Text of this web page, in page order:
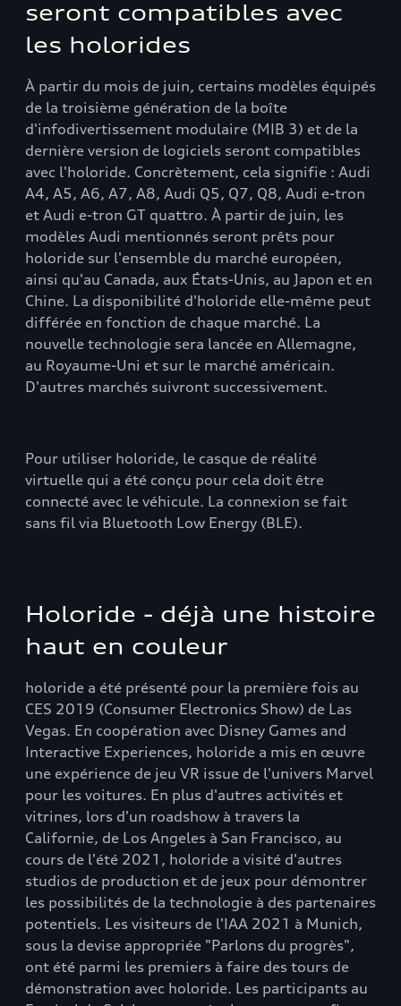
seront compatibles avec
les holorides
À partir du mois de juin, certains modèles équipés
de la troisième génération de la boîte
d'infodivertissement modulaire (MIB 3) et de la
dernière version de logiciels seront compatibles
avec l'holoride. Concrètement, cela signifie : Audi
A4, A5, A6, A7, A8, Audi Q5, Q7, Q8, Audi e-tron
et Audi e-tron GT quattro. À partir de juin, les
modèles Audi mentionnés seront prêts pour
holoride sur l'ensemble du marché européen,
ainsi qu'au Canada, aux États-Unis, au Japon et en
Chine. La disponibilité d'holoride elle-même peut
différée en fonction de chaque marché. La
nouvelle technologie sera lancée en Allemagne,
au Royaume-Uni et sur le marché américain.
D'autres marchés suivront successivement.
Pour utiliser holoride, le casque de réalité
virtuelle qui a été conçu pour cela doit être
connecté avec le véhicule. La connexion se fait
sans fil via Bluetooth Low Energy (BLE).
Holoride - déjà une histoire
haut en couleur
holoride a été présenté pour la première fois au
CES 2019 (Consumer Electronics Show) de Las
Vegas. En coopération avec Disney Games and
Interactive Experiences, holoride a mis en œuvre
une expérience de jeu VR issue de l'univers Marvel
pour les voitures. En plus d'autres activités et
vitrines, lors d'un roadshow à travers la
Californie, de Los Angeles à San Francisco, au
cours de l'été 2021, holoride a visité d'autres
studios de production et de jeux pour démontrer
les possibilités de la technologie à des partenaires
potentiels. Les visiteurs de l'IAA 2021 à Munich,
sous la devise appropriée "Parlons du progrès",
ont été parmi les premiers à faire des tours de
démonstration avec holoride. Les participants au